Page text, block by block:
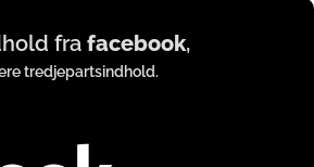
fra facebook,
tredjepartsindhold.